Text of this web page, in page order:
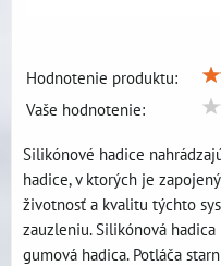
Hodnotenie produktu:
Vaše hodnotenie:
Silikónové hadice
hadice, v ktorých je
životnosť a kvalitu týchto
zauzleniu. Silikónová
gumová hadica. Potláča